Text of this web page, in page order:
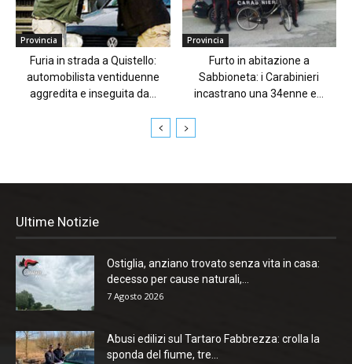
Provincia
Furia in strada a Quistello:
automobilista ventiduenne
aggredita e inseguita da...
Provincia
Furto in abitazione a
Sabbioneta: i Carabinieri
incastrano una 34enne e...
Ultime Notizie
Ostiglia, anziano trovato senza vita in casa:
decesso per cause naturali,...
7 Agosto 2026
Abusi edilizi sul Tartaro Fabbrezza: crolla la
sponda del fiume, tre...